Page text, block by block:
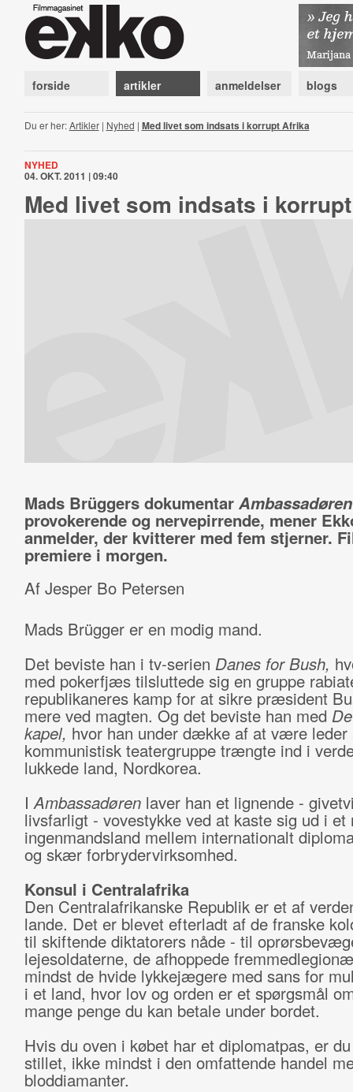
forside artikler anmeldelser blogs
Du er her:Artikler| Nyhed | Med livet som indsats i korrupt Afrika
NYHED
04. OKT. 2011 | 09:40
Med livet som indsats i
Mads Brüggers dokumentar Ambassadøren
provokerende og nervepirrende, mener
anmelder, der kvitterer med fem stjerner.
premiere i morgen.
Af Jesper Bo Petersen
Mads Brügger er en modig mand.
Det beviste han i tv-serien Danes for Bush,
med pokerfjæs tilsluttede sig en gruppe
republikaneres kamp for at sikre præsident
mere ved magten. Og det beviste han med
kapel, hvor han under dække af at være leder
kommunistisk teatergruppe trængte ind i
lukkede land, Nordkorea.
IAmbassadørenlaver han et lignende -
livsfarligt - vovestykke ved at kaste sig ud i et
ingenmandsland mellem internationalt
og skær forbrydervirksomhed.
Konsul i Centralafrika
Den Centralafrikanske Republik er et af
lande. Det er blevet efterladt af de franske
til skiftende diktatorers nåde - til
lejesoldaterne, de afhoppede
mindst de hvide lykkejægere med sans for
i et land, hvor lov og orden er et spørgsmål
mange penge du kan betale under bordet.
Hvis du oven i købet har et diplomatpas, er
stillet, ikke mindst i den omfattende handel
bloddiamanter.